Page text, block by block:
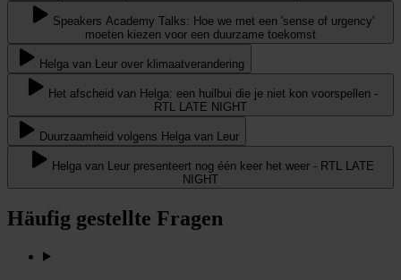
Speakers Academy Talks: Hoe we met een 'sense of urgency'
moeten kiezen voor een duurzame toekomst
Helga van Leur over klimaatverandering
Het afscheid van Helga: een huilbui die je niet kon voorspellen -
RTL LATE NIGHT
Duurzaamheid volgens Helga van Leur
Helga van Leur presenteert nog één keer het weer - RTL LATE
NIGHT
Häufig gestellte Fragen